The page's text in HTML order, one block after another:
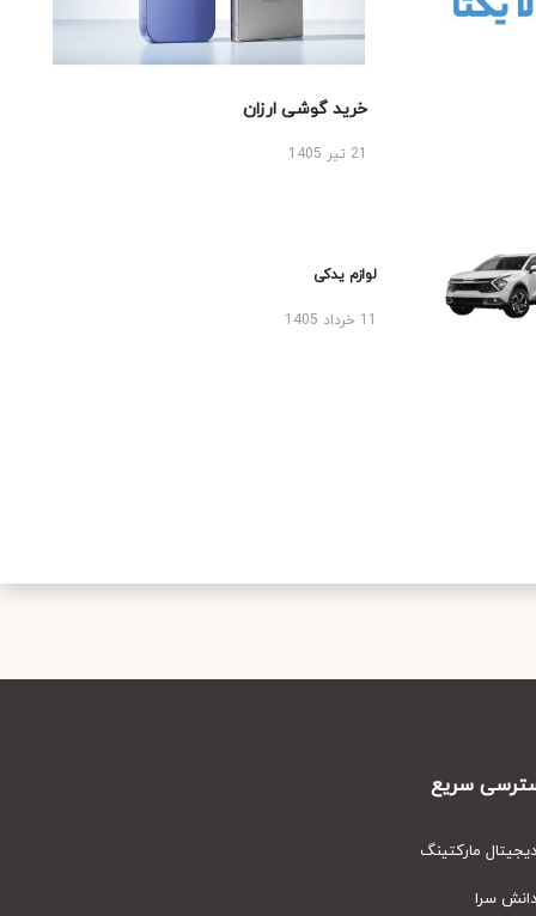
خرید گوشی ارزان
لوازم یدکی
سریع
مارکتینگ
سرا